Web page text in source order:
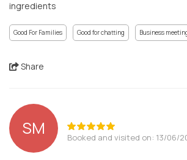
ingredients
Good For Families Good for chatting Business
Share
SM Booked and visited on: 13/06/